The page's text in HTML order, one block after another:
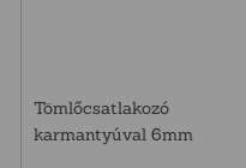
Tömlőcsatlakozó
karmantyúval 6mm